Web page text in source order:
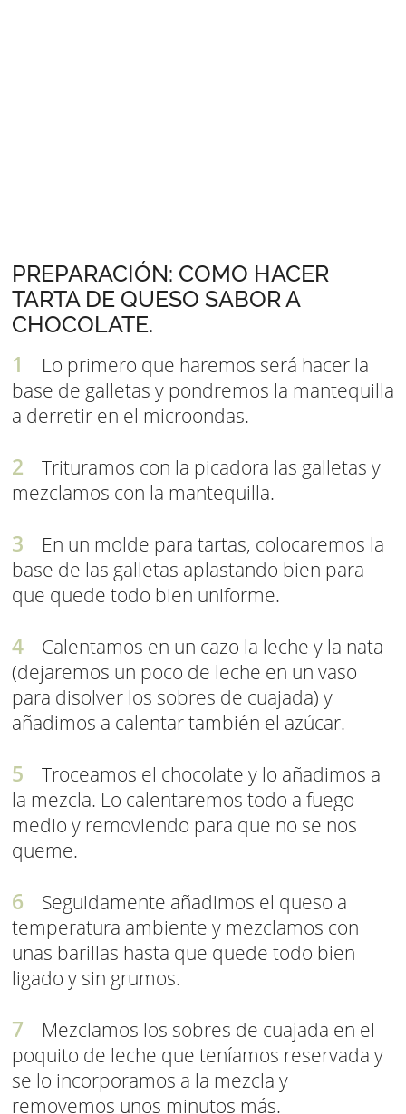
PREPARACIÓN: COMO HACER
TARTA DE QUESO SABOR A
CHOCOLATE.
Lo primero que haremos será hacer la
base de galletas y pondremos la mantequilla
a derretir en el microondas.
Trituramos con la picadora las galletas y
mezclamos con la mantequilla.
En un molde para tartas, colocaremos la
base de las galletas aplastando bien para
que quede todo bien uniforme.
Calentamos en un cazo la leche y la nata
(dejaremos un poco de leche en un vaso
para disolver los sobres de cuajada) y
añadimos a calentar también el azúcar.
Troceamos el chocolate y lo añadimos a
la mezcla. Lo calentaremos todo a fuego
medio y removiendo para que no se nos
queme.
Seguidamente añadimos el queso a
temperatura ambiente y mezclamos con
unas barillas hasta que quede todo bien
ligado y sin grumos.
Mezclamos los sobres de cuajada en el
poquito de leche que teníamos reservada y
se lo incorporamos a la mezcla y
removemos unos minutos más.